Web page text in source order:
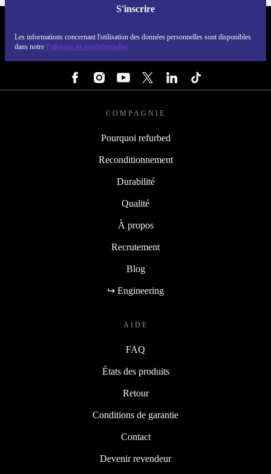
S'inscrire
Les informations concernant l'utilisation des données personnelles sont disponibles
dans notre Politique de confidentialité
COMPAGNIE
Pourquoi refurbed
Reconditionnement
Durabilité
Qualité
À propos
Recrutement
Blog
↪ Engineering
AIDE
FAQ
États des produits
Retour
Conditions de garantie
Contact
Devenir revendeur